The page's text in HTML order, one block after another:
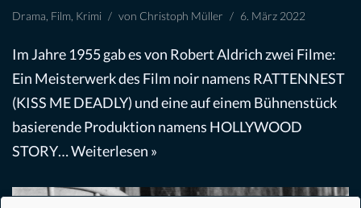
Drama Film Krimi von Christoph Müller 6. März 2022
Im Jahre 1955 gab es von Robert Aldrich zwei Filme:
Ein Meisterwerk des Film noir namens RATTENNEST
(KISS ME DEADLY) und eine auf einem Bühnenstück
basierende Produktion namens HOLLYWOOD
STORY…Weiterlesen »